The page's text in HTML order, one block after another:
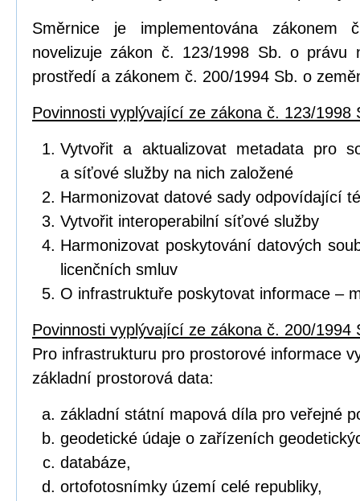
Směrnice je implementována
novelizuje zákon č. 123/1998 Sb. o právu
prostředí a zákonem č. 200/1994 Sb. o
Povinnosti vyplývající ze zákona č. 123/1998
Vytvořit a aktualizovat metadata pro
a síťové služby na nich založené
Harmonizovat datové sady odpovídající
Vytvořit interoperabilní síťové služby
Harmonizovat poskytování datových
licenčních smluv
O infrastruktuře poskytovat informace –
Povinnosti vyplývající ze zákona č. 200/1994
Pro infrastrukturu pro prostorové informace
základní prostorová data:
základní státní mapová díla pro veřejné
geodetické údaje o zařízeních
databáze,
ortofotosnímky území celé republiky,